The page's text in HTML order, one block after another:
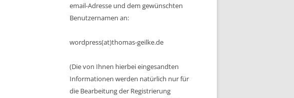
email-Adresse und dem gewünschten
Benutzernamen an:
wordpress(at)thomas-geilke.de
(Die von Ihnen hierbei eingesandten
Informationen werden natürlich nur für
die Bearbeitung der Registrierung